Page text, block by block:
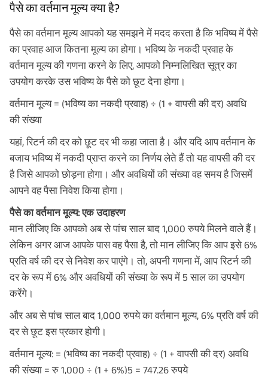
पैसे का वर्तमान मूल्य क्या है?
पैसे का वर्तमान मूल्य आपको यह समझने में मदद करता है कि भविष्य में पैसे
का प्रवाह आज कितना मूल्य का होगा। भविष्य के नकदी प्रवाह के
वर्तमान मूल्य की गणना करने के लिए, आपको निम्नलिखित सूत्र का
उपयोग करके उस भविष्य के पैसे को छूट देना होगा।
वर्तमान मूल्य = (भविष्य का नकदी प्रवाह) ÷ (1 + वापसी की दर) अवधि
की संख्या
यहां, रिटर्न की दर को छूट दर भी कहा जाता है। और यदि आप वर्तमान के
बजाय भविष्य में नकदी प्राप्त करने का निर्णय लेते हैं तो यह वापसी की दर
है जिसे आपको छोड़ना होगा। और अवधियों की संख्या वह समय है जिसमें
आपने वह पैसा निवेश किया होगा।
पैसे का वर्तमान मूल्य: एक उदाहरण
मान लीजिए कि आपको अब से पांच साल बाद 1,000 रुपये मिलने वाले हैं।
लेकिन अगर आज आपके पास वह पैसा है, तो मान लीजिए कि आप इसे 6%
प्रति वर्ष की दर से निवेश कर पाएंगे। तो, अपनी गणना में, आप रिटर्न की
दर के रूप में 6% और अवधियों की संख्या के रूप में 5 साल का उपयोग
करेंगे।
और अब से पांच साल बाद 1,000 रुपये का वर्तमान मूल्य, 6% प्रति वर्ष की
दर से छूट इस प्रकार होगी।
वर्तमान मूल्य: = (भविष्य का नकदी प्रवाह) ÷ (1 + वापसी की दर) अवधि
की संख्या = रु 1,000 ÷ (1 + 6%)5 = 747.26 रुपये